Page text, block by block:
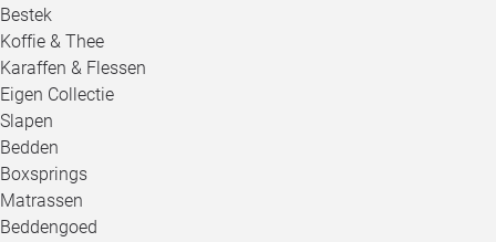
Bestek
Koffie & Thee
Karaffen & Flessen
Eigen Collectie
Slapen
Bedden
Boxsprings
Matrassen
Beddengoed